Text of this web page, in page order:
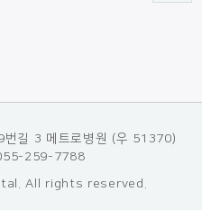
번길 3 메트로병원 (우 51370)
259-7788
All rights reserved.